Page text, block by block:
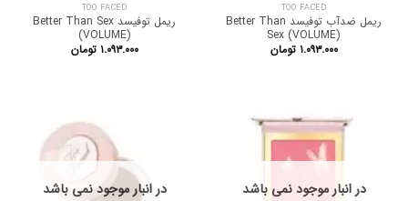
TOO FACED
ریمل ضدآب توفیسد Better Than
Sex (VOLUME)
۱.۰۹۳.۰۰۰ تومان
TOO FACED
ریمل توفیسد Better Than Sex
(VOLUME)
۱.۰۹۳.۰۰۰ تومان
در انبار موجود نمی باشد در انبار موجود نمی باشد